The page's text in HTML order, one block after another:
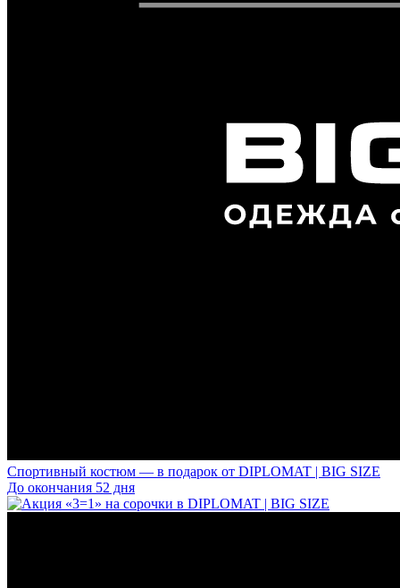
Спортивный костюм — в подарок от DIPLOMAT | BIG SIZE
До окончания 52 дня